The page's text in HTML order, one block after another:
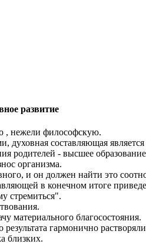
развитие
, нежели философскую.
составляющая
родителей - высшее
организма.
и он должен найти это
в конечном итоге
стремиться".
материального благосостояния.
гармонично
близких.